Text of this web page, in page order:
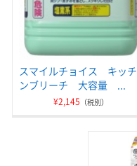
スマイルチョイス キッチ
ンブリーチ 大容量 ...
¥2,145 （税別）